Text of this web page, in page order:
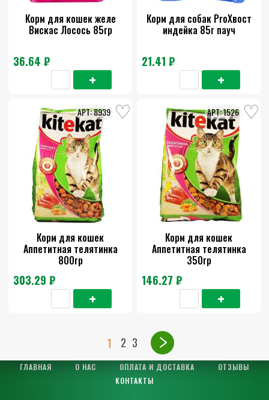
Корм для кошек желе
Вискас Лосось 85гр
36.64 ₽
Корм для собак ProХвост
индейка 85г пауч
21.41 ₽
Корм для кошек
Аппетитная телятинка
800гр
303.29 ₽
8939
Корм для кошек
Аппетитная телятинка
350гр
146.27 ₽
1526
1 2 3
ГЛАВНАЯ О НАС ОПЛАТА И ДОСТАВКА
ОТЗЫВЫ
КОНТАКТЫ